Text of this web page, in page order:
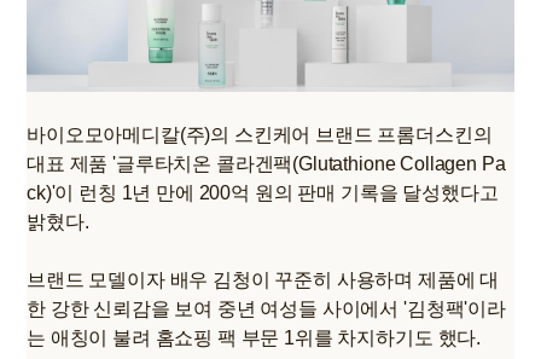
바이오모아메디칼(주)의 스킨케어 브랜드 프롬더스킨의
대표 제품 '글루타치온 콜라겐팩(Glutathione Collagen Pa
ck)'이 런칭 1년 만에 200억 원의 판매 기록을 달성했다고
밝혔다.
브랜드 모델이자 배우 김청이 꾸준히 사용하며 제품에 대
한 강한 신뢰감을 보여 중년 여성들 사이에서 '김청팩'이라
는 애칭이 불려 홈쇼핑 팩 부문 1위를 차지하기도 했다.